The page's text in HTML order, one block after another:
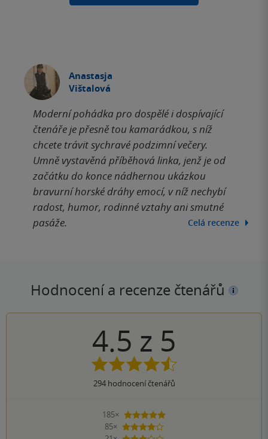
Anastasja
Vištalová
Moderní pohádka pro dospělé i dospívající
čtenáře je přesně tou kamarádkou, s níž
chcete trávit sychravé podzimní večery.
Umně vystavěná příběhová linka, jenž je od
začátku do konce nádhernou ukázkou
bravurní horské dráhy emocí, v níž nechybí
radost, humor, rodinné vztahy ani smutné
pasáže.
Celá recenze
Hodnocení a recenze čtenářů
4.5 z 5
294hodnocení čtenářů
185×
5 hvězdiček
85×
4 hvězdičky